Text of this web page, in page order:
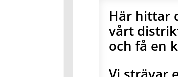
Här hittar
vårt
och få en